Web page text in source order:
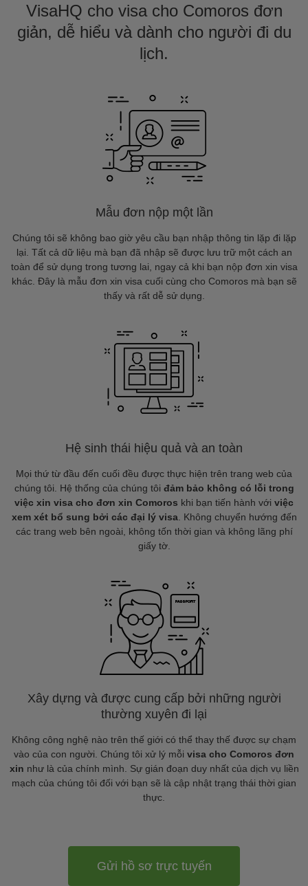
VisaHQ cho visa cho Comoros đơn
giản, dễ hiểu và dành cho người đi du
lịch.
Mẫu đơn nộp một lần
Chúng tôi sẽ không bao giờ yêu cầu bạn nhập thông tin lặp đi lặp
lại. Tất cả dữ liệu mà bạn đã nhập sẽ được lưu trữ một cách an
toàn để sử dụng trong tương lai, ngay cả khi bạn nộp đơn xin visa
khác. Đây là mẫu đơn xin visa cuối cùng cho Comoros mà bạn sẽ
thấy và rất dễ sử dụng.
Hệ sinh thái hiệu quả và an toàn
Mọi thứ từ đầu đến cuối đều được thực hiện trên trang web của
chúng tôi. Hệ thống của chúng tôi đảm bảo không có lỗi trong
việc xin visa cho đơn xin Comoros khi bạn tiến hành với việc
xem xét bổ sung bởi các đại lý visa. Không chuyển hướng đến
các trang web bên ngoài, không tốn thời gian và không lãng phí
giấy tờ.
Xây dựng và được cung cấp bởi những người
thường xuyên đi lại
Không công nghệ nào trên thế giới có thể thay thế được sự chạm
vào của con người. Chúng tôi xử lý mỗi visa cho Comoros đơn
xin như là của chính mình. Sự gián đoạn duy nhất của dịch vụ liền
mạch của chúng tôi đối với bạn sẽ là cập nhật trạng thái thời gian
thực.
Gửi hồ sơ trực tuyến